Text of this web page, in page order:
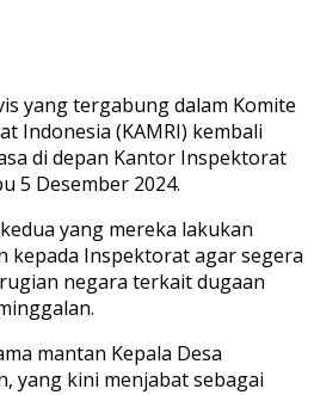
yang tergabung dalam Komite
Indonesia (KAMRI) kembali
di depan Kantor Inspektorat
5 Desember 2024.
yang mereka lakukan
kepada Inspektorat agar segera
negara terkait dugaan
mantan Kepala Desa
yang kini menjabat sebagai